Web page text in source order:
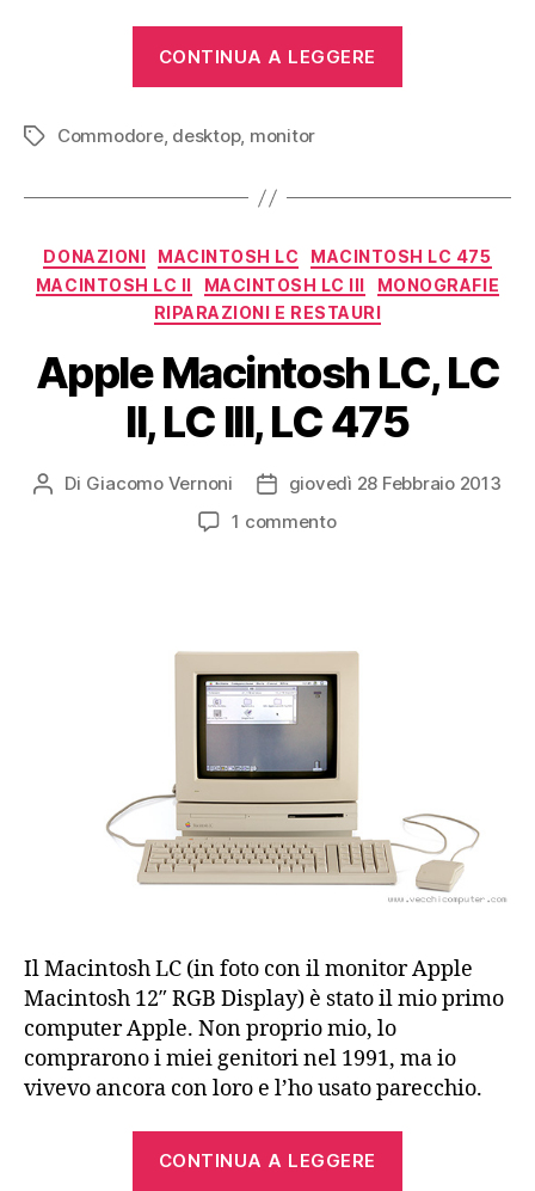
CONTINUA A LEGGERE
Tag Commodore, desktop, monitor
Categorie
DONAZIONI MACINTOSH LC
MACINTOSH LC 475
MACINTOSH LC II
MACINTOSH LC III
MONOGRAFIE
RIPARAZIONI E RESTAURI
Apple Macintosh LC, LC
II, LC III, LC 475
Autore
Di Giacomo Vernoni
Data
dell'articolo
giovedì 28 Febbraio 2013
1 commentosu
II,
LC
LC
475
Il Macintosh LC (in foto con il monitor Apple
Macintosh 12″ RGB Display) è stato il mio primo
computer Apple. Non proprio mio, lo
comprarono i miei genitori nel 1991, ma io
vivevo ancora con loro e l’ho usato parecchio.
CONTINUA A LEGGERE